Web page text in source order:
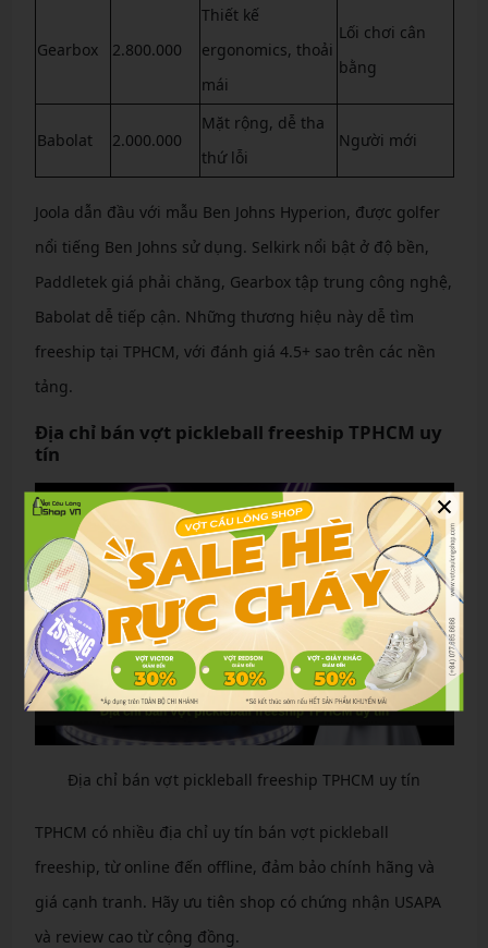
Gearbox 2.800.000
Thiết kế
ergonomics, thoải
mái
Lối chơi cân
bằng
Babolat 2.000.000
Mặt rộng, dễ tha
thứ lỗi
Người mới
Joola dẫn đầu với mẫu Ben Johns Hyperion, được golfer
nổi tiếng Ben Johns sử dụng. Selkirk nổi bật ở độ bền,
Paddletek giá phải chăng, Gearbox tập trung công nghệ,
Babolat dễ tiếp cận. Những thương hiệu này dễ tìm
freeship tại TPHCM, với đánh giá 4.5+ sao trên các nền
tảng.
Địa chỉ bán vợt pickleball freeship TPHCM uy
tín
Địa chỉ bán vợt pickleball freeship TPHCM uy tín
TPHCM có nhiều địa chỉ uy tín bán vợt pickleball
freeship, từ online đến offline, đảm bảo chính hãng và
giá cạnh tranh. Hãy ưu tiên shop có chứng nhận USAPA
và review cao từ cộng đồng.
×